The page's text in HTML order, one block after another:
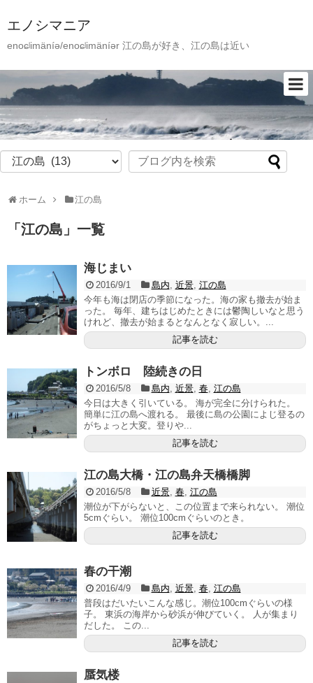
エノシマニア
enoɕʲimäníə/enoɕʲimäníər 江の島が好き、江の島は近い
ホーム 江の島
「 江の島 」 一覧
海じまい
2016/9/1 島内, 近景, 江の島
今年も海は閉店の季節になった。海の家も撤去が始ま
った。 毎年、建ちはじめたときには鬱陶しいなと思う
けれど、撤去が始まるとなんとなく寂しい。...
記事を読む
トンボロ 陸続きの日
2016/5/8 島内, 近景, 春, 江の島
今日は大きく引いている。 海が完全に分けられた。
簡単に江の島へ渡れる。 最後に島の公園によじ登るの
がちょっと大変。登りや...
記事を読む
江の島大橋・江の島弁天橋橋脚
2016/5/8 近景, 春, 江の島
潮位が下がらないと、この位置まで来られない。 潮位
5cmぐらい。 潮位100cmぐらいのとき。
記事を読む
春の干潮
2016/4/9 島内, 近景, 春, 江の島
普段はだいたいこんな感じ。潮位100cmぐらいの様
子。 東浜の海岸から砂浜が伸びていく。 人が集まり
だした。 この...
記事を読む
蜃気楼